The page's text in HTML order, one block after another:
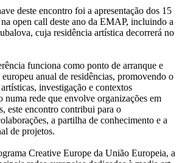
deste encontro foi a apresentação dos 15
open call deste ano da EMAP, incluindo a
cuja residência artística decorrerá no
funciona como ponto de arranque e
anual de residências, promovendo o
investigação e contextos
numa rede que envolve organizações em
este encontro contribui para o
a partilha de conhecimento e a
de projetos.
Creative Europe da União Europeia, a